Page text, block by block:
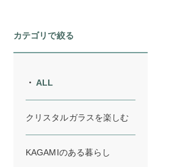
カテゴリで絞る
ALL
クリスタルガラスを楽しむ
KAGAMIのある暮らし